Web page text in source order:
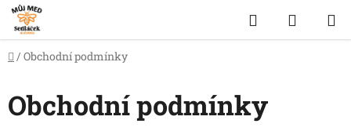
Přejít
na
obsah
Hledat
KOŠÍK
Domů
/ Obchodní podmínky
Obchodní podmínky